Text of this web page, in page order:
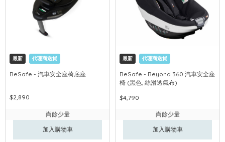
最新 代理商送貨
BeSafe - 汽車安全座椅底座
$2,890
尚餘少量
加入購物車
最新 代理商送貨
BeSafe - Beyond 360 汽車安全座
椅 (黑色, 絲滑透氣布)
$4,790
尚餘少量
加入購物車